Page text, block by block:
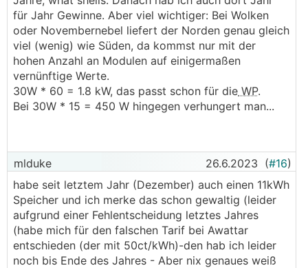
für Jahr Gewinne. Aber viel wichtiger: Bei Wolken
oder Novembernebel liefert der Norden genau gleich
viel (wenig) wie Süden, da kommst nur mit der
hohen Anzahl an Modulen auf einigermaßen
vernünftige Werte.
30W * 60 = 1.8 kW, das passt schon für die WP.
Bei 30W * 15 = 450 W hingegen verhungert man...
mlduke 26.6.2023 (#16)
habe seit letztem Jahr (Dezember) auch einen 11kWh
Speicher und ich merke das schon gewaltig (leider
aufgrund einer Fehlentscheidung letztes Jahres
(habe mich für den falschen Tarif bei Awattar
entschieden (der mit 50ct/kWh)-den hab ich leider
noch bis Ende des Jahres - Aber nix genaues weiß